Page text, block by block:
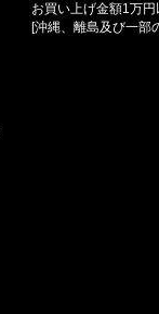
お買い上げ金額1万
[沖縄、離島及び一部